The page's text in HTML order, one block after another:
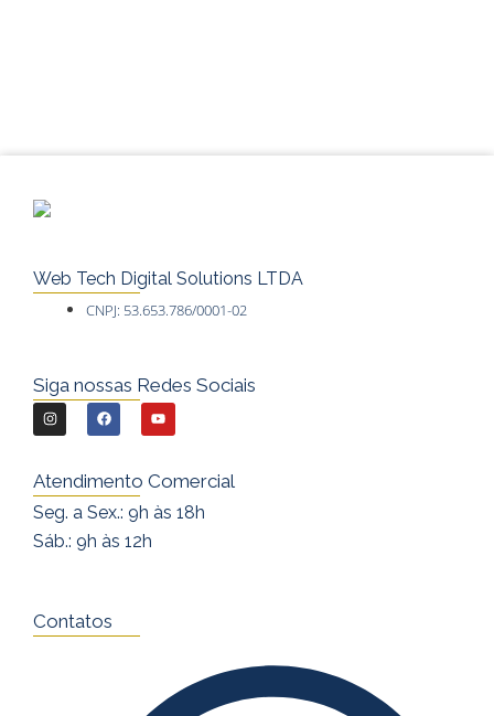
Web Tech Digital Solutions LTDA
CNPJ: 53.653.786/0001-02
Siga nossas Redes Sociais
I
n
s
t
a
g
m
F
a
e
b
o
Y
o
u
u
Atendimento Comercial
Seg. a Sex.: 9h às 18h
Sáb.: 9h às 12h
Contatos